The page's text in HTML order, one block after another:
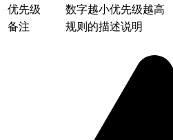
优先级
数字越小优先级越高
备注
规则的描述说明